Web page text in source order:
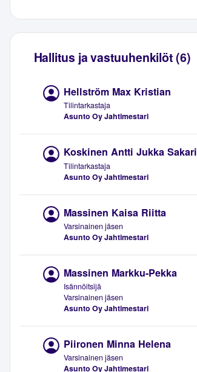
Hallitus ja vastuuhenkilöt (6)
Hellström Max Kristian
Tilintarkastaja
Asunto Oy Jahtimestari
Koskinen Antti Jukka Sakari
Tilintarkastaja
Asunto Oy Jahtimestari
Massinen Kaisa Riitta
Varsinainen jäsen
Asunto Oy Jahtimestari
Massinen Markku-Pekka
Isännöitsijä
Varsinainen jäsen
Asunto Oy Jahtimestari
Piironen Minna Helena
Varsinainen jäsen
Asunto Oy Jahtimestari